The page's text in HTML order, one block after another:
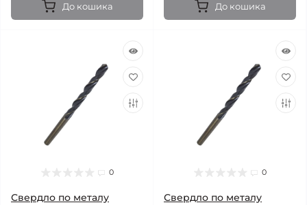
До кошика До кошика
0
Свердло по металу
0
Свердло по металу